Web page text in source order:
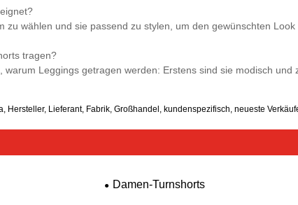
wählen und sie passend zu stylen, um den gewünschten Look
tragen?
Leggings getragen werden: Erstens sind sie modisch und
Hersteller, Lieferant, Fabrik, Großhandel, kundenspezifisch, neueste
Damen-Turnshorts